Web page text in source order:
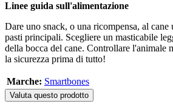
Linee guida sull'alimentazione
Dare uno snack, o una ricompensa, al
pasti principali. Scegliere un masticabile
della bocca del cane. Controllare l'animale
la sicurezza prima di tutto!
Marche: Smartbones
Valuta questo prodotto